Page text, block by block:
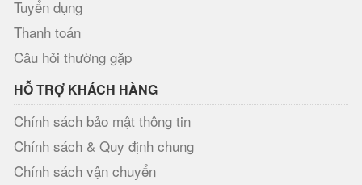
Tuyển dụng
Thanh toán
Câu hỏi thường gặp
HỖ TRỢ KHÁCH HÀNG
Chính sách bảo mật thông tin
Chính sách & Quy định chung
Chính sách vận chuyển